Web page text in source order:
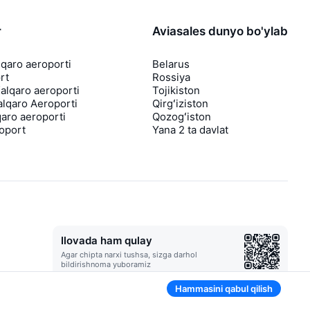
aeroporti
aeroporti
Aeroporti
aeroporti
Aviasales dunyo bo'ylab
Belarus
Rossiya
Tojikiston
Qirgʻiziston
Qozogʻiston
Yana 2 ta davlat
Ilovada ham qulay
Agar chipta narxi tushsa, sizga darhol
bildirishnoma yuboramiz
Foydali chipta takliflari bilan xabarlar
Hammasini qabul qilish